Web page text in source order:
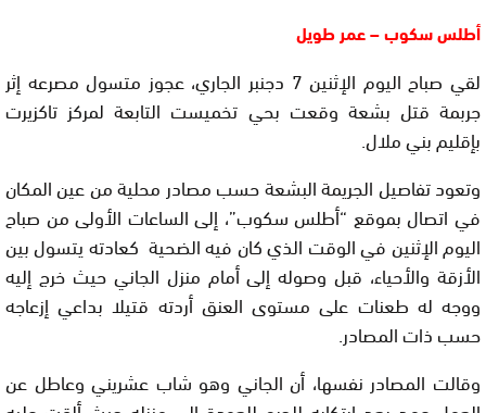
أطلس سكوب – عمر طويل
لقي صباح اليوم الإثنين 7 دجنبر الجاري، عجوز متسول مصرعه إثر
جربمة قتل بشعة وقعت بحي تخميست التابعة لمركز تاكزيرت
بإقليم بني ملال.
وتعود تفاصيل الجريمة البشعة حسب مصادر محلية من عين المكان
في اتصال بموقع “أطلس سكوب”، إلى الساعات الأولى من صباح
اليوم الإثنين في الوقت الذي كان فيه الضحية كعادته يتسول بين
الأزقة والأحياء، قبل وصوله إلى أمام منزل الجاني حيث خرج إليه
ووجه له طعنات على مستوى العنق أردته قتيلا بداعي إزعاجه
حسب ذات المصادر.
وقالت المصادر نفسها، أن الجاني وهو شاب عشريني وعاطل عن